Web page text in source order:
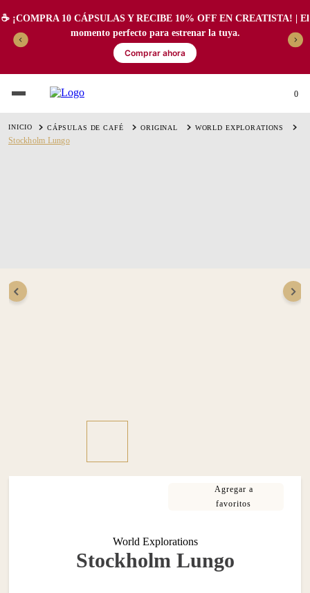
☕️ ¡COMPRA 10 CÁPSULAS Y RECIBE 10% OFF EN CREATISTA! | El
momento perfecto para estrenar la tuya.
Comprar ahora
0
CÁPSULAS DE CAFÉ ORIGINAL WORLD EXPLORATIONS
Stockholm Lungo
World Explorations
Stockholm Lungo